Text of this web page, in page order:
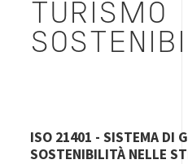
TURISMO
ISO 21401 - SISTEMA DI
SOSTENIBILITÀ NELLE